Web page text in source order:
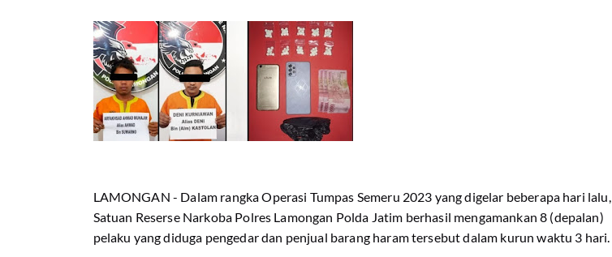
LAMONGAN - Dalam rangka Operasi Tumpas Semeru 2023 yang digelar beberapa hari lalu,
Satuan Reserse Narkoba Polres Lamongan Polda Jatim berhasil mengamankan 8 (depalan)
pelaku yang diduga pengedar dan penjual barang haram tersebut dalam kurun waktu 3 hari.